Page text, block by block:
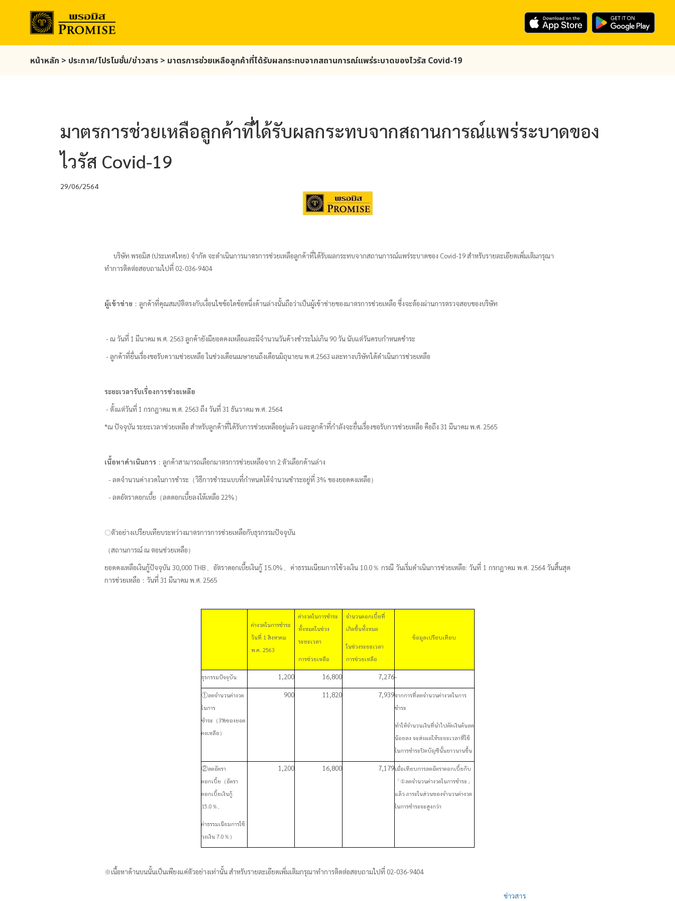
หน้าหลัก > ประกาศ/โปรโมชั่น/ข่าวสาร > มาตรการช่วยเหลือลูกค้าที่ได้รับผลกระทบจากสถานการณ์แพร่ระบาดของไวรัส Covid-19
มาตรการช่วยเหลือลูกค้าที่ได้รับผลกระทบจากสถานการณ์แพร่ระบาดของ
ไวรัส Covid-19
29/06/2564
บริษัทพรอมิส (ประเทศไทย) จำกัด จะดำเนินการมาตรการช่วยเหลือลูกค้าที่ได้รับผลกระทบจากสถานการณ์แพร่ระบาดของ Covid-19 สำหรับรายละเอียดเพิ่มเติมกรุณา
ทำการติดต่อสอบถามไปที่ 02-036-9404
ผู้เข้าข่าย ：ลูกค้าที่คุณสมบัติตรงกับเงื่อนไขข้อใดข้อหนึ่งด้านล่างนั้นถือว่าเป็นผู้เข้าข่ายของมาตรการช่วยเหลือ ซึ่งจะต้องผ่านการตรวจสอบของบริษัท
- ณ วันที่ 1 มีนาคม พ.ศ. 2563ลูกค้ายังมียอดคงเหลือและมีจำนวนวันค้างชำระไม่เกิน 90 วัน นับแต่วันครบกำหนดชำระ
- ลูกค้าที่ยื่นเรื่องขอรับความช่วยเหลือ ในช่วงเดือนเมษายนถึงเดือนมิถุนายน พ.ศ.2563 และทางบริษัทได้ดำเนินการช่วยเหลือ
ระยะเวลารับเรื่องการช่วยเหลือ
- ตั้งแต่วันที่ 1 กรกฎาคม พ.ศ. 2563 ถึง วันที่ 31 ธันวาคม พ.ศ. 2564
*ณ ปัจจุบัน ระยะเวลาช่วยเหลือ สำหรับลูกค้าที่ได้รับการช่วยเหลืออยู่แล้ว และลูกค้าที่กำลังจะยื่นเรื่องขอรับการช่วยเหลือ คือถึง 31 มีนาคม พ.ศ. 2565
เนื้อหาดำเนินการ ：ลูกค้าสามารถเลือกมาตรการช่วยเหลือจาก 2 ตัวเลือกด้านล่าง
- ลดจำนวนค่างวดในการชำระ （วิธีการชำระแบบที่กำหนดให้จำนวนชำระอยู่ที่3% ของยอดคงเหลือ）
- ลดอัตราดอกเบี้ย （ลดดอกเบี้ยลงให้เหลือ 22%）
〇ตัวอย่างเปรียบเทียบระหว่างมาตรการการช่วยเหลือกับธุรกรรมปัจจุบัน
（สถานการณ์ ณ ตอนช่วยเหลือ）
ยอดคงเหลือเงินกู้ปัจจุบัน 30,000 THB อัตราดอกเบี้ยเงินกู้15.0% ค่าธรรมเนียมการใช้วงเงิน10.0％กรณี วันเริ่มดำเนินการช่วยเหลือ: วันที่ 1 กรกฎาคม พ.ศ. 2564 วันสิ้นสุด
การช่วยเหลือ ：วันที่ 31 มีนาคม พ.ศ. 2565
ค่างวดในการชำระ
วันที่ 1 สิงหาคม
พ.ศ. 2563
ค่างวดในการชำระ
ทั้งหมดในช่วง
ระยะเวลา
การช่วยเหลือ
จำนวนดอกเบี้ยที่
เกิดขึ้นทั้งหมด
ในช่วงระยะเวลา
การช่วยเหลือ
ข้อมูลเปรียบเทียบ
ธุรกรรมปัจจุบัน 1,200 16,800 7,276-
①ลดจำนวนค่างวด
ในการ
ชำระ （3%ของยอด
คงเหลือ ）
900 11,820 7,939จากการที่ลดจำนวนค่างวดในการ
ชำระ
ทำให้จำนวนเงินที่นำไปตัดเงินต้นลด
น้อยลง จะส่งผลให้ระยะเวลาที่ใช้
ในการชำระปิดบัญชีนั้นยาวนานขึ้น
②ลดอัตรา
ดอกเบี้ย （อัตรา
ดอกเบี้ยเงินกู้
15.0％、
ค่าธรรมเนียมการใช้
วงเงิน 7.0％）
1,200 16,800 7,179เมื่อเทียบการลดอัตราดอกเบี้ยกับ
「①ลดจำนวนค่างวดในการชำระ 」
แล้ว ภาระในส่วนของจำนวนค่างวด
ในการชำระจะสูงกว่า
※เนื้อหาด้านบนนั้นเป็นเพียงแค่ตัวอย่างเท่านั้นสำหรับรายละเอียดเพิ่มเติมกรุณาทำการติดต่อสอบถามไปที่ 02-036-9404
ข่าวสาร